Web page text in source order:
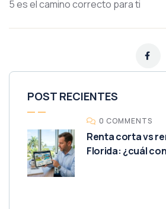
5 es el camino correcto para ti
POST RECIENTES
0 COMMENTS
Renta corta vs
Florida: ¿cuál